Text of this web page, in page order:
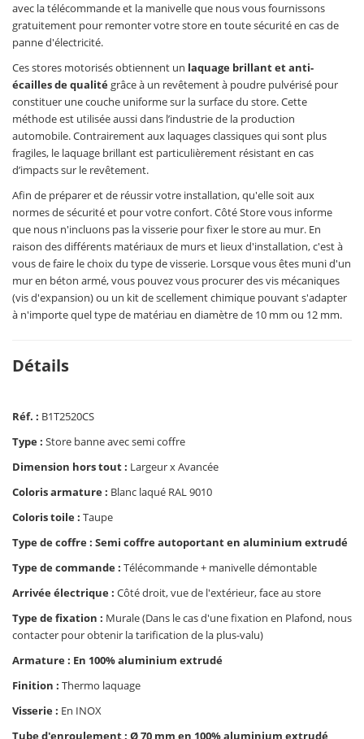
avec la télécommande et la manivelle que nous vous fournissons
gratuitement pour remonter votre store en toute sécurité en cas de
panne d'électricité.
Ces stores motorisés obtiennent un laquage brillant et anti-
écailles de qualitégrâce à un revêtement à poudre pulvérisé pour
constituer une couche uniforme sur la surface du store. Cette
méthode est utilisée aussi dans l’industrie de la production
automobile. Contrairement aux laquages classiques qui sont plus
fragiles, le laquage brillant est particulièrement résistant en cas
d’impacts sur le revêtement.
Afin de préparer et de réussir votre installation, qu'elle soit aux
normes de sécurité et pour votre confort. Côté Store vous informe
que nous n'incluons pas la visserie pour fixer le store au mur. En
raison des différents matériaux de murs et lieux d'installation, c'est à
vous de faire le choix du type de visserie. Lorsque vous êtes muni d'un
mur en béton armé, vous pouvez vous procurer des vis mécaniques
(vis d'expansion) ou un kit de scellement chimique pouvant s'adapter
à n'importe quel type de matériau en diamètre de 10 mm ou 12 mm.
Détails
Réf. : B1T2520CS
Type : Store banne avec semi coffre
Dimension hors tout : Largeur x Avancée
Coloris armature : Blanc laqué RAL 9010
Coloris toile : Taupe
Type de coffre : Semi coffre autoportant en aluminium extrudé
Type de commande : Télécommande + manivelle démontable
Arrivée électrique : Côté droit, vue de l'extérieur, face au store
Type de fixation : Murale (Dans le cas d'une fixation en Plafond, nous
contacter pour obtenir la tarification de la plus-valu)
Armature : En 100% aluminium extrudé
Finition : Thermo laquage
Visserie : En INOX
Tube d'enroulement : Ø 70 mm en 100% aluminium extrudé